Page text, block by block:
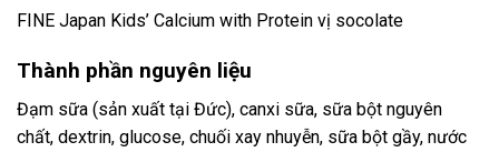
FINE Japan Kids’ Calcium with Protein vị socolate
Thành phần nguyên liệu
Đạm sữa (sản xuất tại Đức), canxi sữa, sữa bột nguyên
chất, dextrin, glucose, chuối xay nhuyễn, sữa bột gầy, nước